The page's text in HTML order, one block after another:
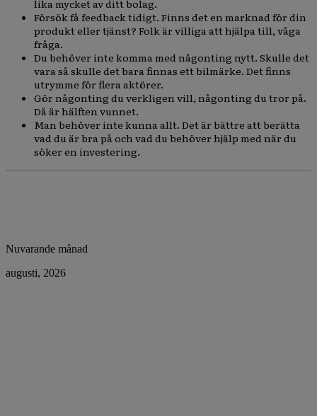
lika mycket av ditt bolag.
Försök få feedback tidigt. Finns det en marknad för din
produkt eller tjänst? Folk är villiga att hjälpa till, våga
fråga.
Du behöver inte komma med någonting nytt. Skulle det
vara så skulle det bara finnas ett bilmärke. Det finns
utrymme för flera aktörer.
Gör någonting du verkligen vill, någonting du tror på.
Då är hälften vunnet.
Man behöver inte kunna allt. Det är bättre att berätta
vad du är bra på och vad du behöver hjälp med när du
söker en investering.
Nuvarande månad
augusti, 2026